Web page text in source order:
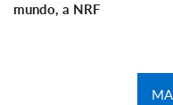
mundo, a NRF